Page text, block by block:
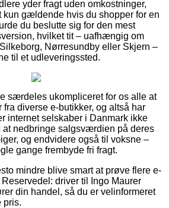
yder fragt uden omkostninger,
kun gældende hvis du shopper for en
du beslutte sig for den mest
hvilket tit – uafhængig om
Nørresundby eller Skjern –
til et udleveringssted.
særdeles ukompliceret for os alle at
diverse e-butikker, og altså har
internet selskaber i Danmark ikke
nedbringe salgsværdien på deres
og endvidere også til voksne –
gange frembyde fri fragt.
mindre blive smart at prøve flere e-
driver til Ingo Maurer
din handel, så du er velinformeret
pris.